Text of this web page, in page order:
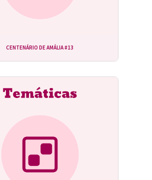
CENTENÁRIO DE AMÁLIA #13